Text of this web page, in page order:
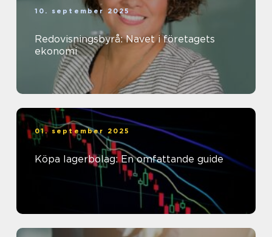
10. september 2025
Redovisningsbyrå: Navet i företagets
ekonomi
01. september 2025
Köpa lagerbolag: En omfattande guide